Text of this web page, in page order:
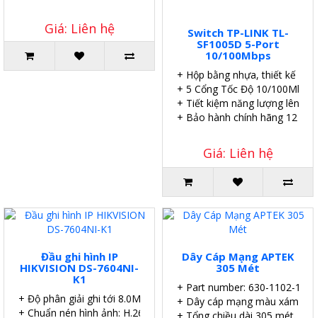
Giá: Liên hệ
Switch TP-LINK TL-
SF1005D 5-Port
10/100Mbps
+ Hộp bằng nhựa, thiết kế để
+ 5 Cổng Tốc Độ 10/100Mbps.
+ Tiết kiệm năng lượng lên
+ Bảo hành chính hãng 12
Giá: Liên hệ
Đầu ghi hình IP
HIKVISION DS-7604NI-
K1
+ Độ phân giải ghi tới 8.0MP.
+ Chuẩn nén hình ảnh: H.265.
Dây Cáp Mạng APTEK
305 Mét
+ Part number: 630-1102-1
+ Dây cáp mạng màu xám.
+ Tổng chiều dài 305 mét.